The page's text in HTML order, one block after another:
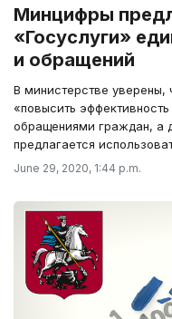
Минцифры
«Госуслуги»
и обращений
В министерстве уверены,
«повысить
обращениями граждан, а
предлагается
June 29, 2020, 1:44 p.m.